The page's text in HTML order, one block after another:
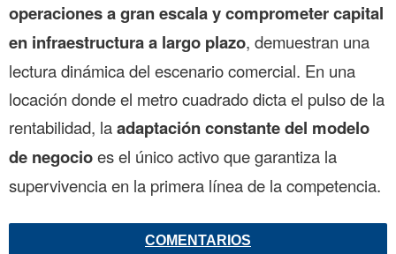
operaciones a gran escala y comprometer capital
en infraestructura a largo plazo, demuestran una
lectura dinámica del escenario comercial. En una
locación donde el metro cuadrado dicta el pulso de la
rentabilidad, laadaptación constante del modelo
de negocioes el único activo que garantiza la
supervivencia en la primera línea de la competencia.
COMENTARIOS